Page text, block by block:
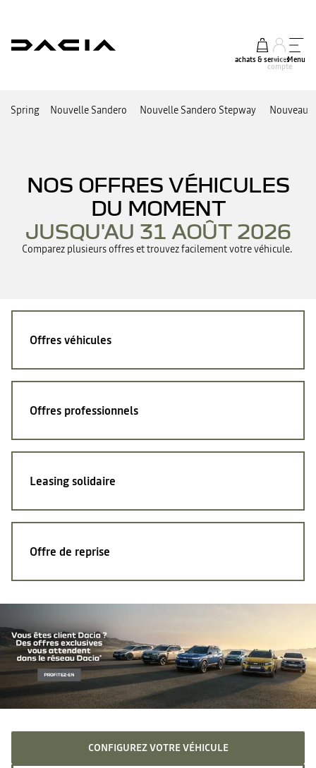
achats & services
mon
compte
Menu
Spring Nouvelle Sandero Nouvelle Sandero Stepway Nouveau
NOS OFFRES VÉHICULES
DU MOMENT
JUSQU'AU 31 AOÛT 2026
Comparez plusieurs offres et trouvez facilement votre véhicule.
Offres véhicules
Offres professionnels
Leasing solidaire
Offre de reprise
CONFIGUREZ VOTRE VÉHICULE